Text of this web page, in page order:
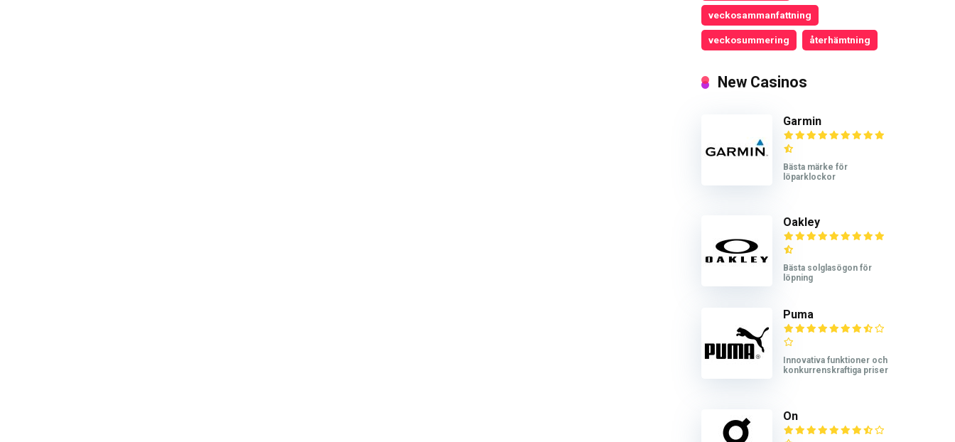
veckosammanfattning
veckosummering återhämtning
New Casinos
Garmin
Bästa märke för
löparklockor
Oakley
Bästa solglasögon för
löpning
Puma
Innovativa funktioner och
konkurrenskraftiga priser
On